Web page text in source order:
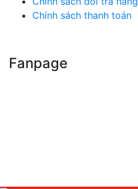
Chính sách thanh toán
Fanpage